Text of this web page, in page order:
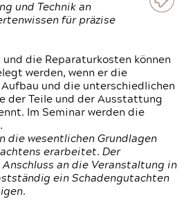
und Technik an
für präzise
und die Reparaturkosten können
werden, wenn er die
und die unterschiedlichen
der Teile und der Ausstattung
Im Seminar werden die
die wesentlichen Grundlagen
erarbeitet. Der
Anschluss an die Veranstaltung in
ein Schadengutachten